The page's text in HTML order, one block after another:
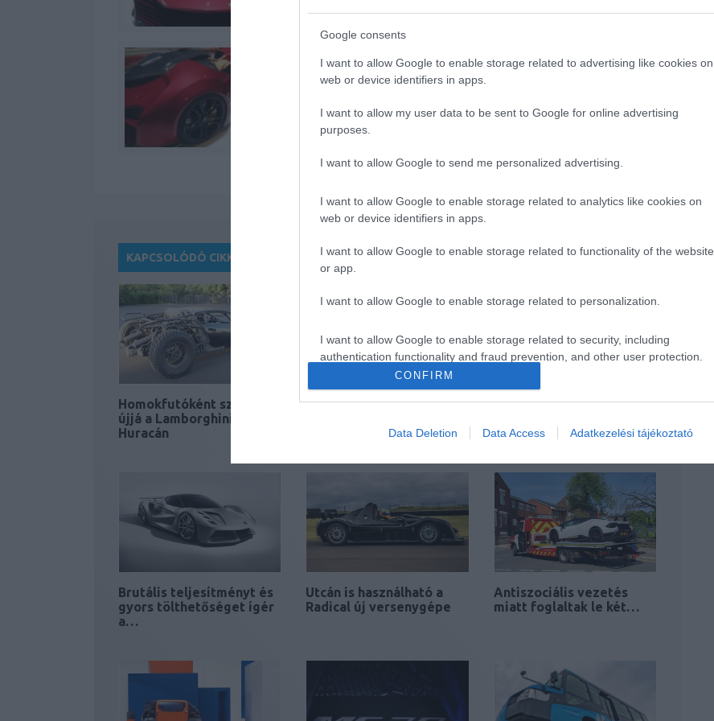
Google consents
I want to allow Google to enable storage related to advertising like cookies on
web or device identifiers in apps.
I want to allow my user data to be sent to Google for online advertising
purposes.
I want to allow Google to send me personalized advertising.
I want to allow Google to enable storage related to analytics like cookies on
web or device identifiers in apps.
I want to allow Google to enable storage related to functionality of the website
or app.
I want to allow Google to enable storage related to personalization.
I want to allow Google to enable storage related to security, including
authentication functionality and fraud prevention, and other user protection.
CONFIRM
Data Deletion Data Access Adatkezelési tájékoztató
KAPCSOLÓDÓ CIKKEK
Homokfutóként született
újjá a Lamborghini
Huracán
A Nordschleifén tesztelik
Már zajlik az elektromos
Brutális teljesítményt és
gyors tölthetőséget ígér
a…
Utcán is használható a
Radical új versenygépe
Antiszociális vezetés
miatt foglaltak le két…